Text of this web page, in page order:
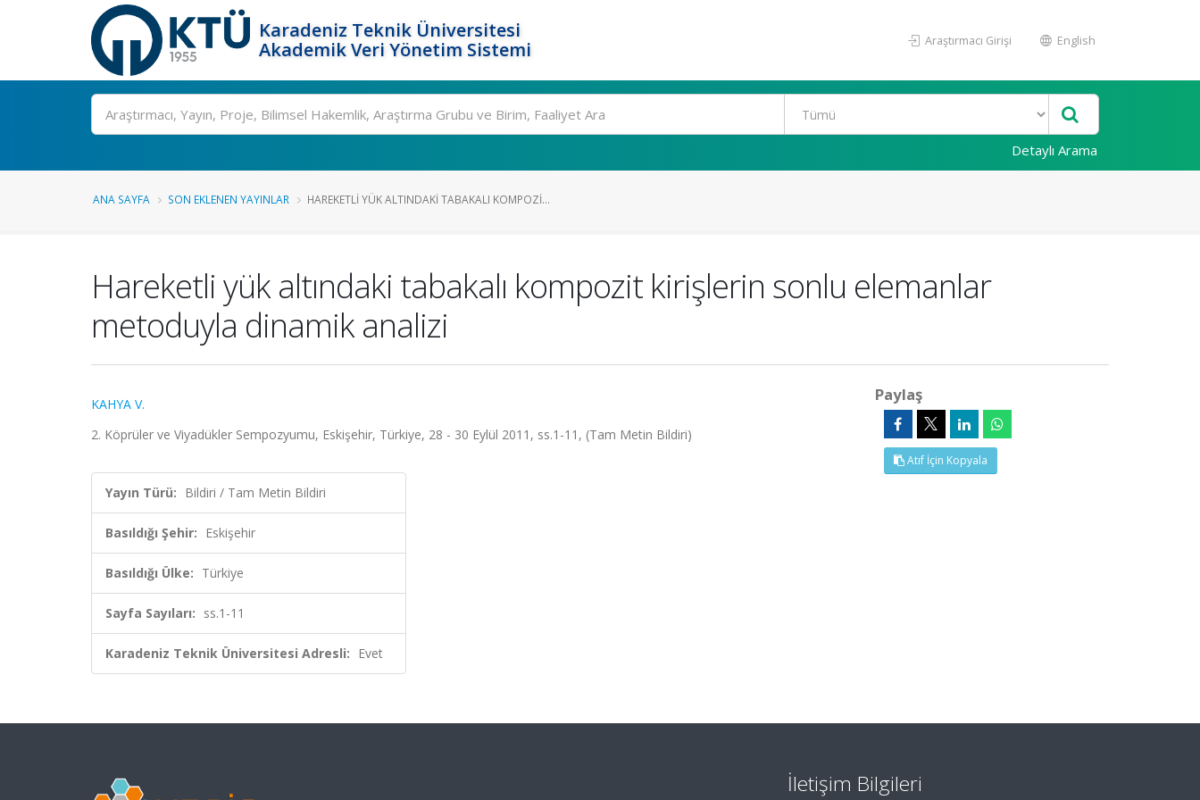
Karadeniz Teknik Üniversitesi
Akademik Veri Yönetim Sistemi
Araştırmacı Girişi English
Ara
Detaylı Arama
ANA SAYFA SON EKLENEN YAYINLAR HAREKETLI YÜK ALTINDAKI TABAKALI KOMPOZI...
Hareketli yük altındaki tabakalı kompozit kirişlerin sonlu elemanlar
metoduyla dinamik analizi
KAHYA V.
2. Köprüler ve Viyadükler Sempozyumu, Eskişehir, Türkiye, 28 - 30 Eylül 2011, ss.1-11, (Tam Metin Bildiri)
Yayın Türü: Bildiri / Tam Metin Bildiri
Basıldığı Şehir: Eskişehir
Basıldığı Ülke: Türkiye
Sayfa Sayıları: ss.1-11
Karadeniz Teknik Üniversitesi Adresli: Evet
Paylaş
Atıf İçin Kopyala
İletişim Bilgileri